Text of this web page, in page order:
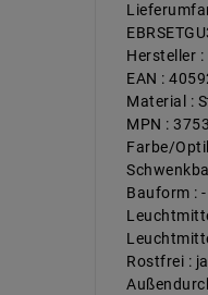
Hersteller
EAN :
Material :
MPN : 3753
Farbe/
Bauform : -
Rostfrei : ja